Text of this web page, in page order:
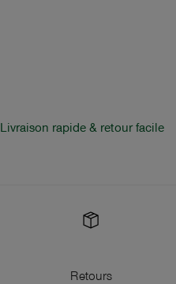
Livraison rapide & retour facile
Retours